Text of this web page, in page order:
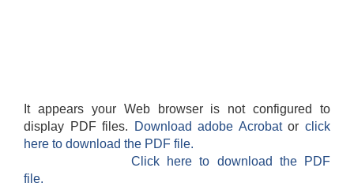
It appears your Web browser is not configured to
display PDF files.
Download adobe Acrobatorclick
here to download the PDF file.
Click here to download the PDF
file.